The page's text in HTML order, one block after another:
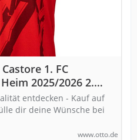
1. FC
2025/2026 2.
entdecken - Kauf auf
dir deine Wünsche bei
www.otto.de